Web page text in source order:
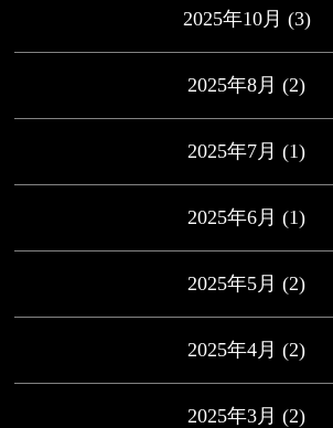
2025年10月 (3)
2025年8月 (2)
2025年7月 (1)
2025年6月 (1)
2025年5月 (2)
2025年4月 (2)
2025年3月 (2)